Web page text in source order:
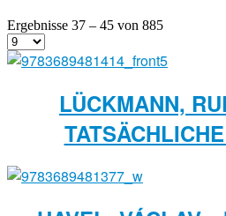
Ergebnisse 37 – 45 von 885
LÜCKMANN,